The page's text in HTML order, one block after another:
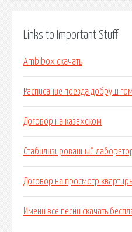
Links to Important Stuff
Ambibox скачать
Расписание поезда добруш
Договор на казахском
Стабилизированный
Договор на просмотр
Имени все песни скачать